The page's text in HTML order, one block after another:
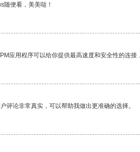
随便看，美美哒！
应用程序可以给你提供最高速度和安全性的连接
评论非常真实，可以帮助我做出更准确的选择。